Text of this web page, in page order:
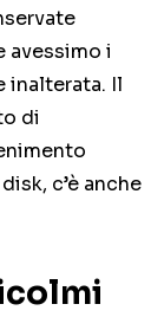
avessimo i
inalterata. Il
di
c’è anche